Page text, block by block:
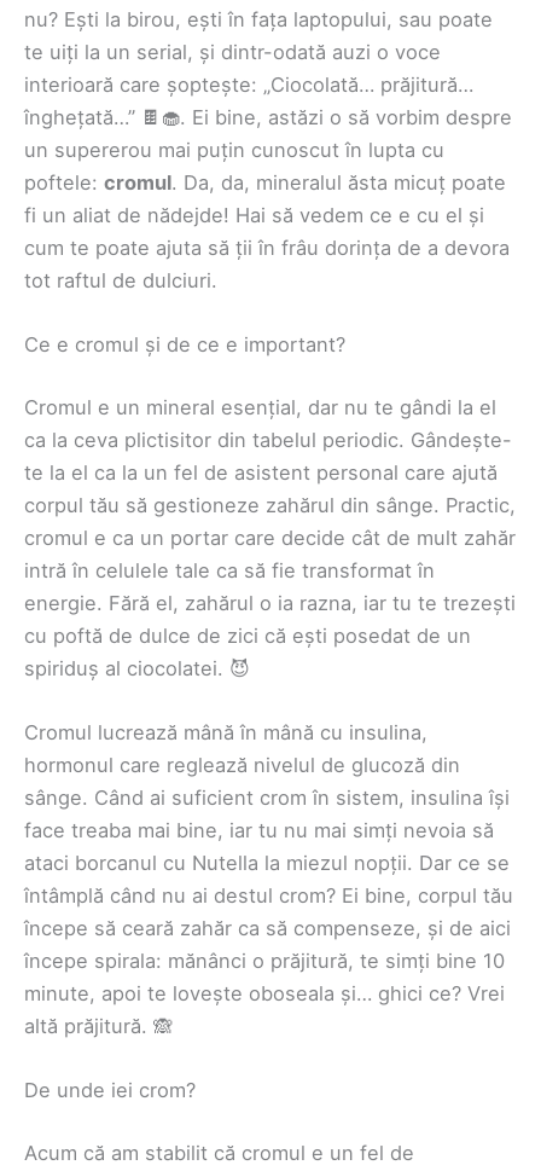
nu? Ești la birou, ești în fața laptopului, sau poate
te uiți la un serial, și dintr-odată auzi o voce
interioară care șoptește: „Ciocolată… prăjitură…
înghețată…” 🍫🧁. Ei bine, astăzi o să vorbim despre
un supererou mai puțin cunoscut în lupta cu
poftele: cromul. Da, da, mineralul ăsta micuț poate
fi un aliat de nădejde! Hai să vedem ce e cu el și
cum te poate ajuta să ții în frâu dorința de a devora
tot raftul de dulciuri.
Ce e cromul și de ce e important?
Cromul e un mineral esențial, dar nu te gândi la el
ca la ceva plictisitor din tabelul periodic. Gândește-
te la el ca la un fel de asistent personal care ajută
corpul tău să gestioneze zahărul din sânge. Practic,
cromul e ca un portar care decide cât de mult zahăr
intră în celulele tale ca să fie transformat în
energie. Fără el, zahărul o ia razna, iar tu te trezești
cu poftă de dulce de zici că ești posedat de un
spiriduș al ciocolatei. 😈
Cromul lucrează mână în mână cu insulina,
hormonul care reglează nivelul de glucoză din
sânge. Când ai suficient crom în sistem, insulina își
face treaba mai bine, iar tu nu mai simți nevoia să
ataci borcanul cu Nutella la miezul nopții. Dar ce se
întâmplă când nu ai destul crom? Ei bine, corpul tău
începe să ceară zahăr ca să compenseze, și de aici
începe spirala: mănânci o prăjitură, te simți bine 10
minute, apoi te lovește oboseala și… ghici ce? Vrei
altă prăjitură. 🙈
De unde iei crom?
Acum că am stabilit că cromul e un fel de